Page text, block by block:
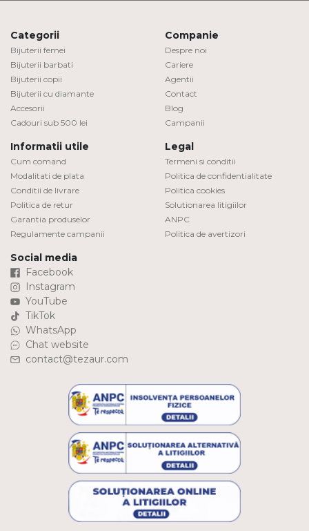
Categorii
Bijuterii femei
Bijuterii barbati
Bijuterii copii
Bijuterii cu diamante
Accesorii
Cadouri sub 500 lei
Companie
Despre noi
Cariere
Agentii
Contact
Blog
Campanii
Informatii utile
Cum comand
Modalitati de plata
Conditii de livrare
Politica de retur
Garantia produselor
Regulamente campanii
Legal
Termeni si conditii
Politica de confidentialitate
Politica cookies
Solutionarea litigiilor
ANPC
Politica de avertizori
Social media
Facebook
Instagram
YouTube
TikTok
WhatsApp
Chat website
contact@tezaur.com